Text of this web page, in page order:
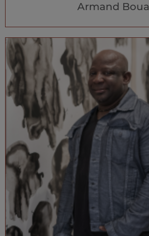
Armand Boua